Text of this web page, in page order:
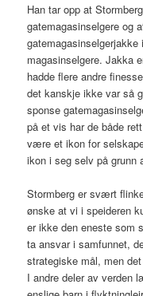
Han tar opp at
gatemagasinselgere og
magasinselgere. Jakka
hadde flere andre
det kanskje ikke var så
sponse
på et vis har de både
være et ikon for
ikon i seg selv på grunn
Stormberg er svært
ønske at vi i speideren
er ikke den eneste som
ta ansvar i samfunnet,
strategiske mål, men
I andre deler av verden